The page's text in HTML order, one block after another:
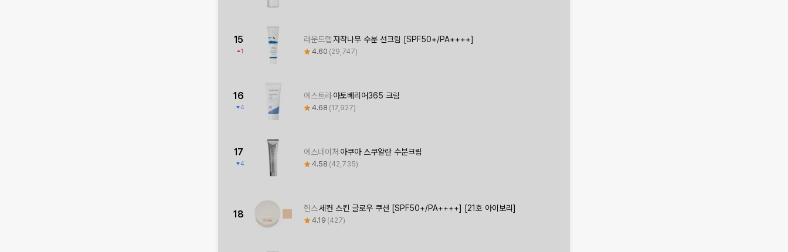
15
1
라운드랩자작나무 수분 선크림 [SPF50+/PA++++]
4.60 29,747
16
4
에스트라아토베리어365 크림
4.68 17,927
17
4
에스네이처 아쿠아 스쿠알란 수분크림
4.58 42,735
18
힌스세컨 스킨 글로우 쿠션 [SPF50+/PA++++] [21호 아이보리]
4.19 427